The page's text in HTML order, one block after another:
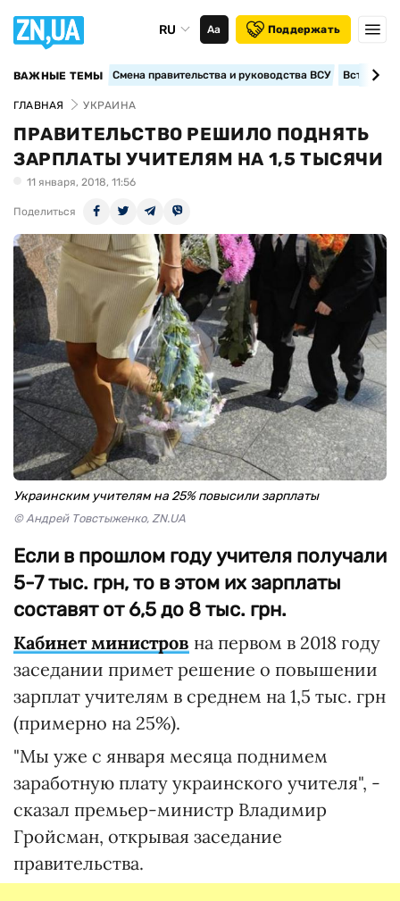
RU Аа Поддержать
ВАЖНЫЕ ТЕМЫ Смена правительства и руководства ВСУ
ГЛАВНАЯ УКРАИНА
ПРАВИТЕЛЬСТВО РЕШИЛО ПОДНЯТЬ
ЗАРПЛАТЫ УЧИТЕЛЯМ НА 1,5 ТЫСЯЧИ
11 января, 2018, 11:56
Поделиться
Украинским учителям на 25% повысили зарплаты
© Андрей Товстыженко, ZN.UA
Если в прошлом году учителя получали
5-7 тыс. грн, то в этом их зарплаты
составят от 6,5 до 8 тыс. грн.
Кабинет министров на первом в 2018 году
заседании примет решение о повышении
зарплат учителям в среднем на 1,5 тыс. грн
(примерно на 25%).
"Мы уже с января месяца поднимем
заработную плату украинского учителя", -
сказал премьер-министр Владимир
Гройсман, открывая заседание
правительства.